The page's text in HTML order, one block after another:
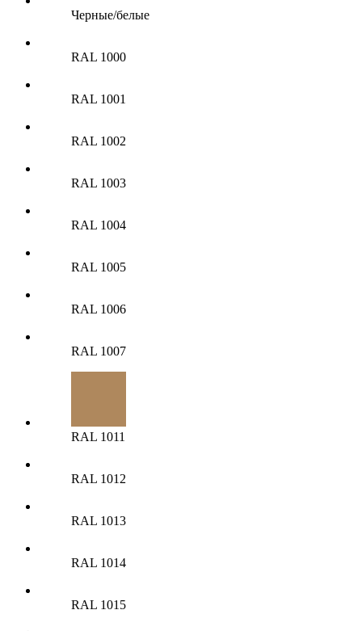
Черные/белые
RAL 1000
RAL 1001
RAL 1002
RAL 1003
RAL 1004
RAL 1005
RAL 1006
RAL 1007
RAL 1011
RAL 1012
RAL 1013
RAL 1014
RAL 1015